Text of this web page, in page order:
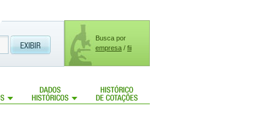
Busca por
empresa / fii